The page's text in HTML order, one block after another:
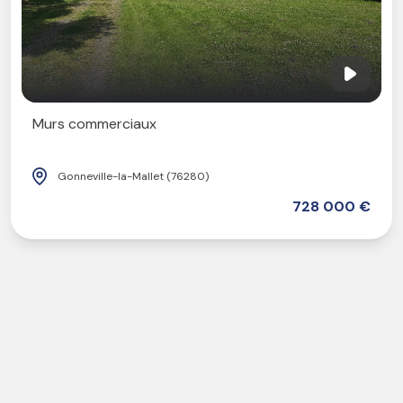
Murs commerciaux
Gonneville-la-Mallet (76280)
728 000 €